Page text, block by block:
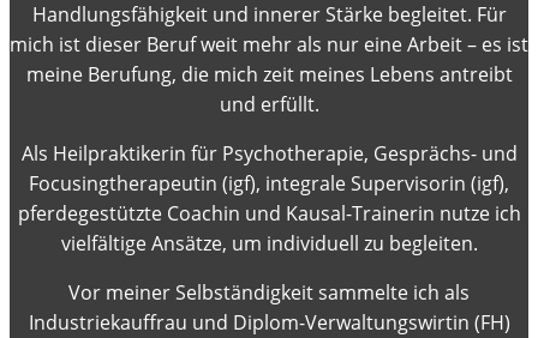
Handlungsfähigkeit und innerer Stärke begleitet. Für
mich ist dieser Beruf weit mehr als nur eine Arbeit – es ist
meine Berufung, die mich zeit meines Lebens antreibt
und erfüllt.
Als Heilpraktikerin für Psychotherapie, Gesprächs- und
Focusingtherapeutin (igf), integrale Supervisorin (igf),
pferdegestützte Coachin und Kausal-Trainerin nutze ich
vielfältige Ansätze, um individuell zu begleiten.
Vor meiner Selbständigkeit sammelte ich als
Industriekauffrau und Diplom-Verwaltungswirtin (FH)